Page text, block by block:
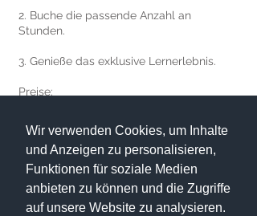
Wir verwenden Cookies, um Inhalte
und Anzeigen zu personalisieren,
Funktionen für soziale Medien
anbieten zu können und die Zugriffe
auf unsere Website zu analysieren.
2. Buche die passende Anzahl an
Stunden.
3. Genieße das exklusive Lernerlebnis.
Preise:
3 Stunden - 290 ,-€
4 Stunden - 385 ,-€
5 Stunden - 480 ,-€
6 Stunden - 570 ,-€